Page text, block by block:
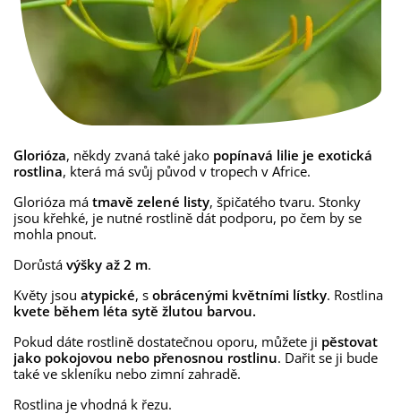
Glorióza, někdy zvaná také jako popínavá lilie je exotická
rostlina, která má svůj původ v tropech v Africe.
Glorióza má tmavě zelené listy, špičatého tvaru. Stonky
jsou křehké, je nutné rostlině dát podporu, po čem by se
mohla pnout.
Dorůstá výšky až 2 m.
Květy jsou atypické, s obrácenými květními lístky. Rostlina
kvete během léta sytě žlutou barvou.
Pokud dáte rostlině dostatečnou oporu, můžete ji pěstovat
jako pokojovou nebo přenosnou rostlinu. Dařit se ji bude
také ve skleníku nebo zimní zahradě.
Rostlina je vhodná k řezu.